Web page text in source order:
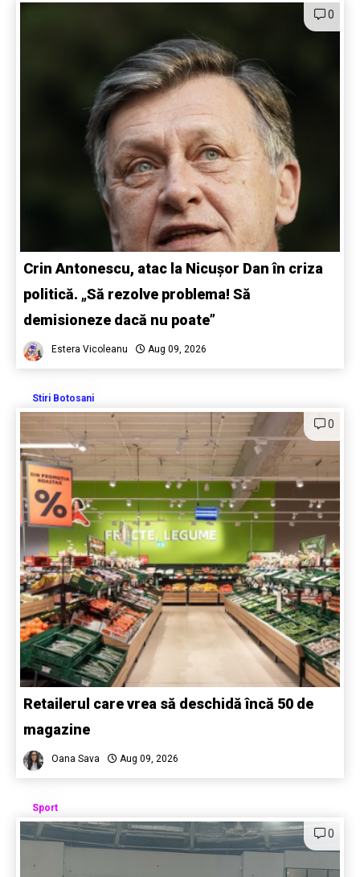
0
Crin Antonescu, atac la Nicușor Dan în criza
politică. „Să rezolve problema! Să
demisioneze dacă nu poate”
Estera Vicoleanu Aug 09, 2026
Stiri Botosani
0
Retailerul care vrea să deschidă încă 50 de
magazine
Oana Sava Aug 09, 2026
Sport
0